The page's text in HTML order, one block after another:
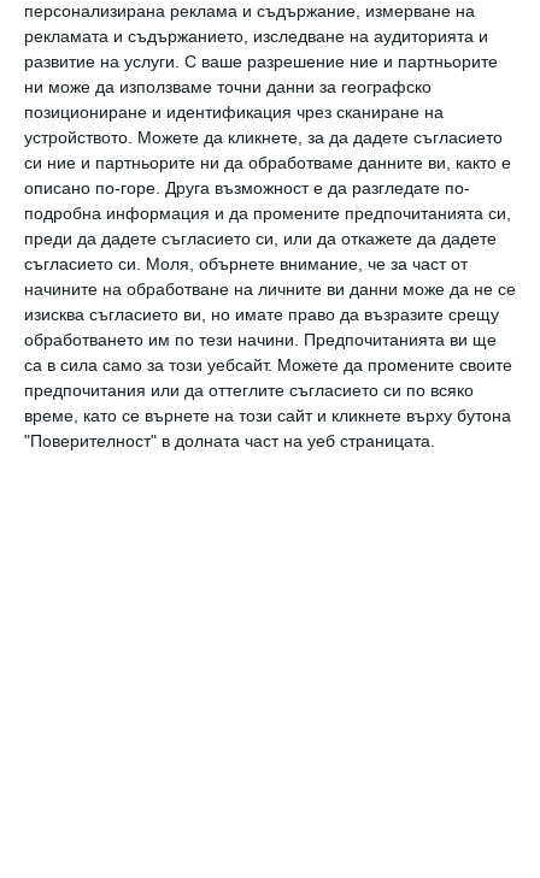
персонализирана реклама и съдържание, измерване на
рекламата и съдържанието, изследване на аудиторията и
развитие на услуги. С ваше разрешение ние и партньорите
ни може да използваме точни данни за географско
позициониране и идентификация чрез сканиране на
устройството. Можете да кликнете, за да дадете съгласието
си ние и партньорите ни да обработваме данните ви, както е
описано по-горе. Друга възможност е да разгледате по-
подробна информация и да промените предпочитанията си,
преди да дадете съгласието си, или да откажете да дадете
съгласието си. Моля, обърнете внимание, че за част от
начините на обработване на личните ви данни може да не се
изисква съгласието ви, но имате право да възразите срещу
обработването им по тези начини. Предпочитанията ви ще
са в сила само за този уебсайт. Можете да промените своите
предпочитания или да оттеглите съгласието си по всяко
време, като се върнете на този сайт и кликнете върху бутона
"Поверителност" в долната част на уеб страницата.
Коментари
Трябва да сте регистриран потребител за да
напишете коментар
Виж всички коментари
Най нови